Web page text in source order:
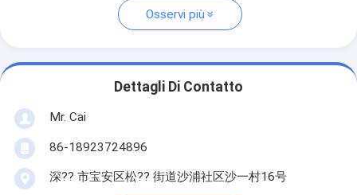
Osservi più
Dettagli Di Contatto
Mr. Cai
86-18923724896
深?? 市宝安区松?? 街道沙浦社区沙一村16号